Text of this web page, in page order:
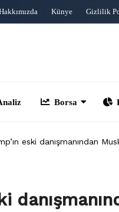
Künye Gizlilik
eski danışmanından